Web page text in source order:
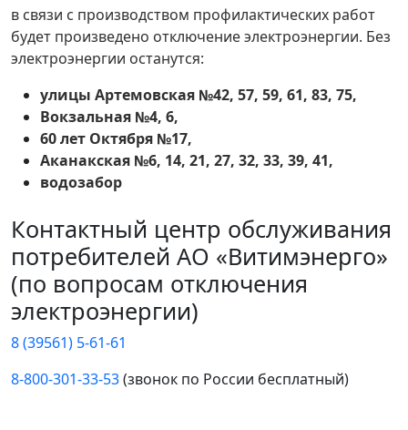
в связи с производством профилактических работ
будет произведено отключение электроэнергии. Без
электроэнергии останутся:
улицы Артемовская №42, 57, 59, 61, 83, 75,
Вокзальная №4, 6,
60 лет Октября №17,
Аканакская №6, 14, 21, 27, 32, 33, 39, 41,
водозабор
Контактный центр обслуживания
потребителей АО «Витимэнерго»
(по вопросам отключения
электроэнергии)
8 (39561) 5-61-61
8-800-301-33-53(звонок по России бесплатный)